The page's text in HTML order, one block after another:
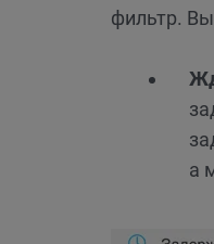
фильтр.
а